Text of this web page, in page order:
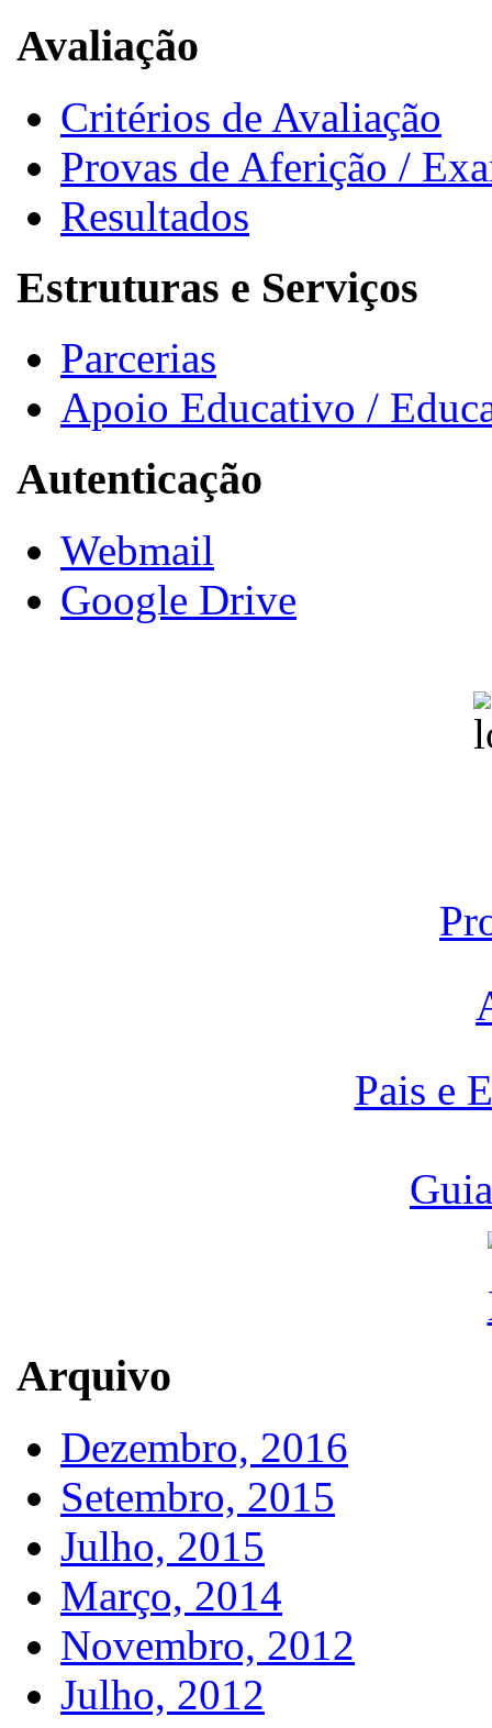
Avaliação
Critérios de Avaliação
Provas de Aferição /
Resultados
Estruturas e Serviços
Parcerias
Apoio Educativo /
Autenticação
Webmail
Google Drive
Pais e
Arquivo
Dezembro, 2016
Setembro, 2015
Julho, 2015
Março, 2014
Novembro, 2012
Julho, 2012